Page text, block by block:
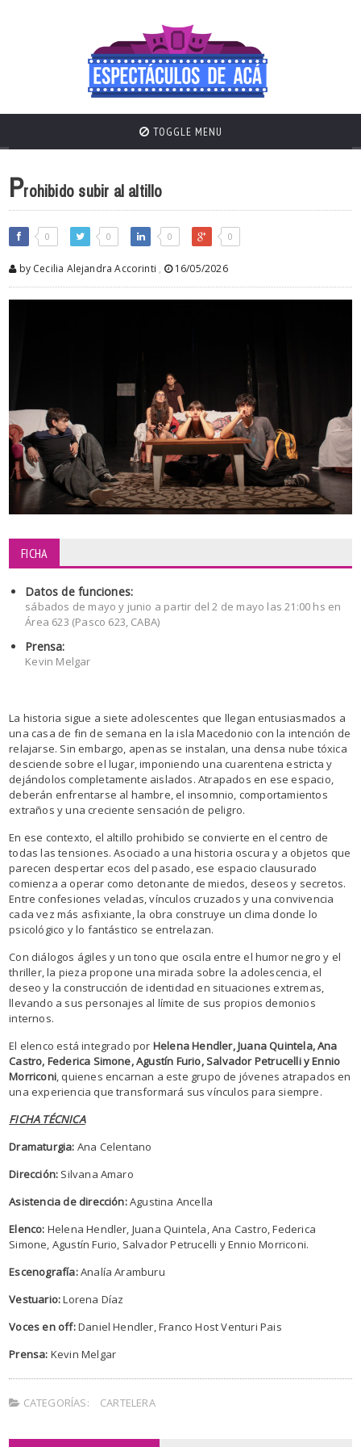
TOGGLE MENU
Prohibido subir al altillo
0 0 0 0
by Cecilia Alejandra Accorinti , 16/05/2026
FICHA
Datos de funciones:
sábados de mayo y junio a partir del 2 de mayo las 21:00 hs en
Área 623 (Pasco 623, CABA)
Prensa:
Kevin Melgar
La historia sigue a siete adolescentes que llegan entusiasmados a
una casa de fin de semana en la isla Macedonio con la intención de
relajarse. Sin embargo, apenas se instalan, una densa nube tóxica
desciende sobre el lugar, imponiendo una cuarentena estricta y
dejándolos completamente aislados. Atrapados en ese espacio,
deberán enfrentarse al hambre, el insomnio, comportamientos
extraños y una creciente sensación de peligro.
En ese contexto, el altillo prohibido se convierte en el centro de
todas las tensiones. Asociado a una historia oscura y a objetos que
parecen despertar ecos del pasado, ese espacio clausurado
comienza a operar como detonante de miedos, deseos y secretos.
Entre confesiones veladas, vínculos cruzados y una convivencia
cada vez más asfixiante, la obra construye un clima donde lo
psicológico y lo fantástico se entrelazan.
Con diálogos ágiles y un tono que oscila entre el humor negro y el
thriller, la pieza propone una mirada sobre la adolescencia, el
deseo y la construcción de identidad en situaciones extremas,
llevando a sus personajes al límite de sus propios demonios
internos.
El elenco está integrado por Helena Hendler, Juana Quintela, Ana
Castro, Federica Simone, Agustín Furio, Salvador Petrucelli y Ennio
Morriconi, quienes encarnan a este grupo de jóvenes atrapados en
una experiencia que transformará sus vínculos para siempre.
FICHA TÉCNICA
Dramaturgia: Ana Celentano
Dirección: Silvana Amaro
Asistencia de dirección:Agustina Ancella
Elenco: Helena Hendler, Juana Quintela, Ana Castro, Federica
Simone, Agustín Furio, Salvador Petrucelli y Ennio Morriconi.
Escenografía:Analía Aramburu
Vestuario:Lorena Díaz
Voces en off:Daniel Hendler, Franco Host Venturi Pais
Prensa: Kevin Melgar
CATEGORÍAS: CARTELERA